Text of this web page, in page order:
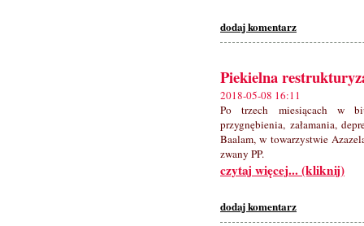
dodaj komentarz
Piekielna
2018-05-08 16:11
Po trzech miesiącach w
przygnębienia, załamania,
Baalam, w towarzystwie
zwany PP.
czytaj więcej... (kliknij)
dodaj komentarz